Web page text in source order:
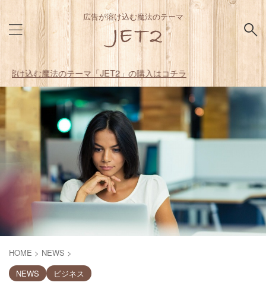
広告が溶け込む魔法のテーマ
ーマ「JET2」の購入はコチラ
HOME > NEWS >
NEWS
ビジネス